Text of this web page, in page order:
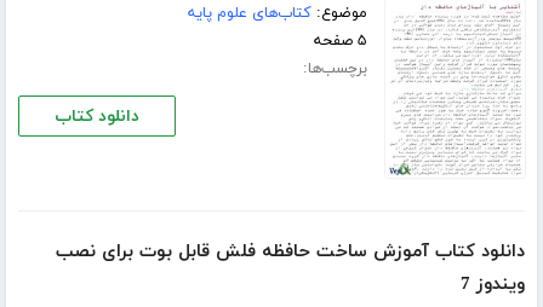
موضوع:کتاب‌های علوم پایه
۵ صفحه
برچسب‌ها:
دانلود کتاب
دانلود کتاب آموزش ساخت حافظه فلش قابل بوت برای نصب
ویندوز 7